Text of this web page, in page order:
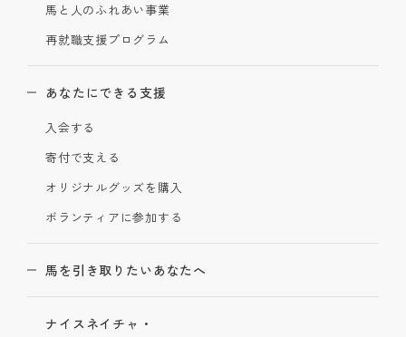
馬と人のふれあい事業
再就職支援プログラム
あなたにできる支援
入会する
寄付で支える
オリジナルグッズを購入
ボランティアに参加する
馬を引き取りたいあなたへ
ナイスネイチャ・